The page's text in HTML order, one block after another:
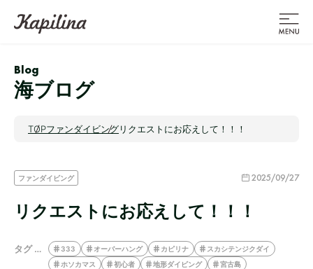
Blog
海ブログ
TOPファンダイビングリクエストにお応えして！！！
ファンダイビング 2025/09/27
リクエストにお応えして！！！
タグ … 333 オーバーハング カピリナ
スカシテンジクダイ
ホソカマス
初心者 地形ダイビング
宮古島